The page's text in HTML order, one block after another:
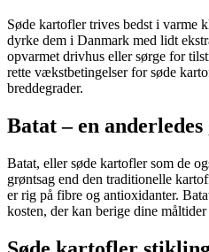
Søde kartofler trives bedst i varme
dyrke dem i Danmark med lidt
opvarmet drivhus eller sørge for
rette vækstbetingelser for søde
breddegrader.
Batat – en
Batat, eller søde kartofler som de
grøntsag end den traditionelle
er rig på fibre og antioxidanter.
kosten, der kan berige dine måltider